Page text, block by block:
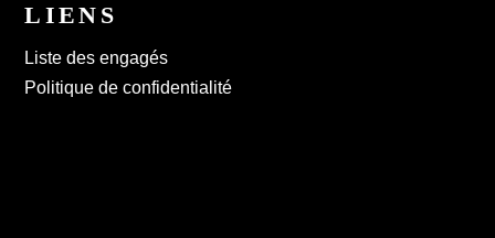
LIENS
Liste des engagés
Politique de confidentialité